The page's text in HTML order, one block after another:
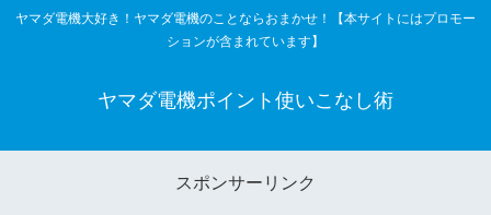
ヤマダ電機大好き！ヤマダ電機のことならおまかせ！【本サイトにはプロモー
ションが含まれています】
ヤマダ電機ポイント使いこなし術
スポンサーリンク